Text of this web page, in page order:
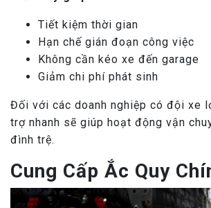
Tiết kiệm thời gian
Hạn chế gián đoạn công việc
Không cần kéo xe đến garage
Giảm chi phí phát sinh
Đối với các doanh nghiệp có đội xe
trợ nhanh sẽ giúp hoạt động vận
đình trệ.
Cung Cấp Ắc Quy